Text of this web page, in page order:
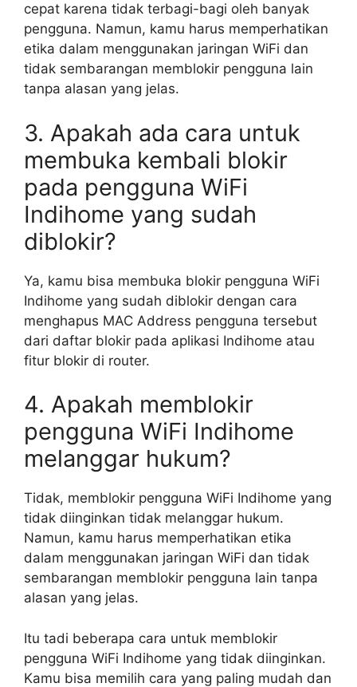
cepat karena tidak terbagi-bagi oleh banyak
pengguna. Namun, kamu harus memperhatikan
etika dalam menggunakan jaringan WiFi dan
tidak sembarangan memblokir pengguna lain
tanpa alasan yang jelas.
3. Apakah ada cara untuk
membuka kembali blokir
pada pengguna WiFi
Indihome yang sudah
diblokir?
Ya, kamu bisa membuka blokir pengguna WiFi
Indihome yang sudah diblokir dengan cara
menghapus MAC Address pengguna tersebut
dari daftar blokir pada aplikasi Indihome atau
fitur blokir di router.
4. Apakah memblokir
pengguna WiFi Indihome
melanggar hukum?
Tidak, memblokir pengguna WiFi Indihome yang
tidak diinginkan tidak melanggar hukum.
Namun, kamu harus memperhatikan etika
dalam menggunakan jaringan WiFi dan tidak
sembarangan memblokir pengguna lain tanpa
alasan yang jelas.
Itu tadi beberapa cara untuk memblokir
pengguna WiFi Indihome yang tidak diinginkan.
Kamu bisa memilih cara yang paling mudah dan